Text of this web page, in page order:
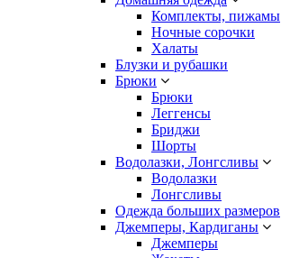
Комплекты, пижамы
Ночные сорочки
Халаты
Блузки и рубашки
Брюки
Брюки
Леггенсы
Бриджи
Шорты
Водолазки, Лонгсливы
Водолазки
Лонгсливы
Одежда больших размеров
Джемперы, Кардиганы
Джемперы